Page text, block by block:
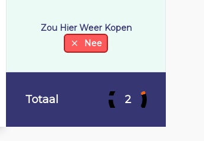
Zou Hier Weer Kopen
Nee
Totaal 2